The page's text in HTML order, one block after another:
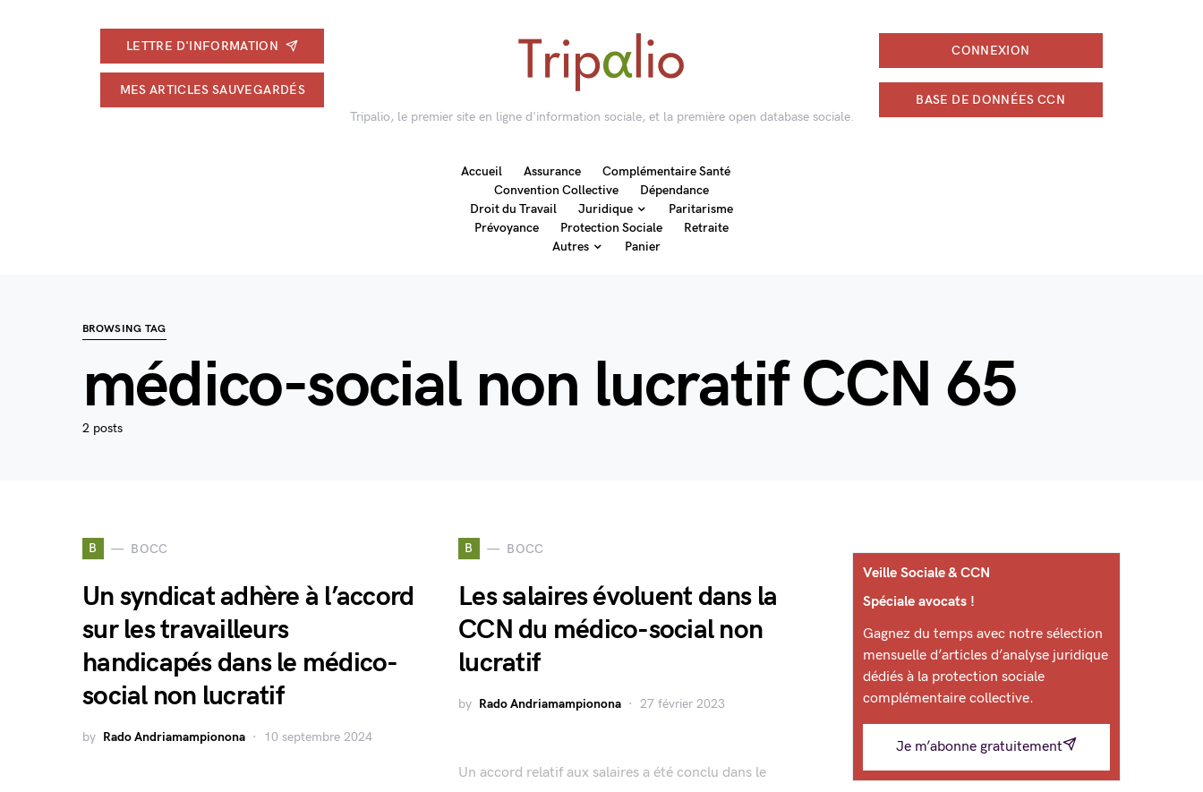
LETTRE D'INFORMATION
MES ARTICLES SAUVEGARDÉS
Tripalio, le premier site en ligne d'information sociale, et la première open database sociale.
CONNEXION
BASE DE DONNÉES CCN
Accueil Assurance
Complémentaire Santé
Convention Collective
Dépendance
Droit du Travail
Juridique
Paritarisme
Prévoyance
Protection Sociale
Retraite
Autres
Panier
BROWSING TAG
médico-social non lucratif CCN 65
2 posts
B BOCC
Un syndicat adhère à l’accord
sur les travailleurs
handicapés dans le médico-
social non lucratif
by Rado Andriamampionona 10 septembre 2024
B BOCC
Les salaires évoluent dans la
CCN du médico-social non
lucratif
by Rado Andriamampionona 27 février 2023
Un accord relatif aux salaires a été conclu dans le
Veille Sociale & CCN
Spéciale avocats !
Gagnez du temps avec notre sélection
mensuelle d’articles d’analyse juridique
dédiés à la protection sociale
complémentaire collective.
Je m’abonne gratuitement